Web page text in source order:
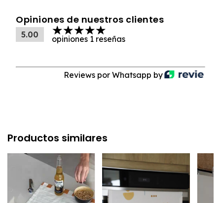
Opiniones de nuestros clientes
5.00 opiniones 1 reseñas
Reviews por Whatsapp by
Productos similares